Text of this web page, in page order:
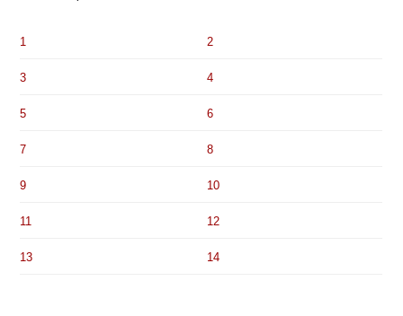
1 2
3 4
5 6
7 8
9 10
11 12
13 14